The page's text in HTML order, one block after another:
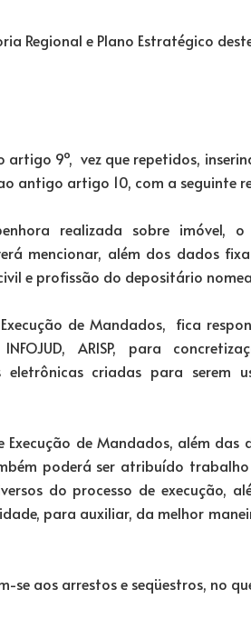
Regional e Plano Estratégico
artigo 9º, vez que repetidos,
antigo artigo 10, com a seguinte
realizada sobre imóvel, o
mencionar, além dos dados
e profissão do depositário
de Mandados, fica
ARISP, para
criadas para serem
de Mandados, além das
poderá ser atribuído
do processo de execução,
para auxiliar, da melhor
se aos arrestos e seqüestros, no